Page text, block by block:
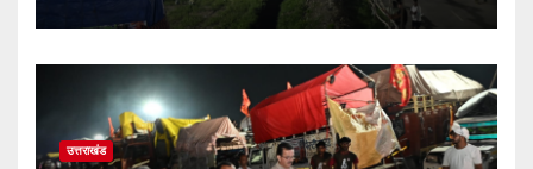
उत्तराखंड